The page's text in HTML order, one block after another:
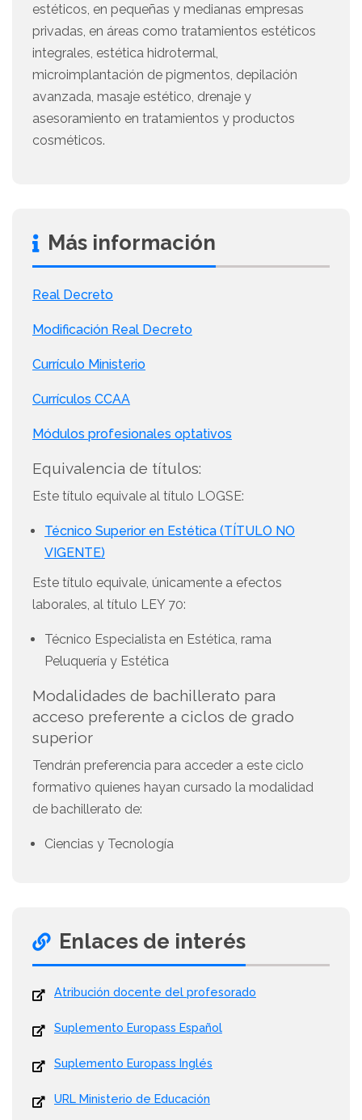
estéticos, en pequeñas y medianas empresas
privadas, en áreas como tratamientos estéticos
integrales, estética hidrotermal,
microimplantación de pigmentos, depilación
avanzada, masaje estético, drenaje y
asesoramiento en tratamientos y productos
cosméticos.
Más información
Real Decreto
Modificación Real Decreto
Currículo Ministerio
Currículos CCAA
Módulos profesionales optativos
Equivalencia de títulos:
Este título equivale al título LOGSE:
Técnico Superior en Estética (TÍTULO NO
VIGENTE)
Este título equivale, únicamente a efectos
laborales, al título LEY 70:
Técnico Especialista en Estética, rama
Peluquería y Estética
Modalidades de bachillerato para
acceso preferente a ciclos de grado
superior
Tendrán preferencia para acceder a este ciclo
formativo quienes hayan cursado la modalidad
de bachillerato de:
Ciencias y Tecnología
Enlaces de interés
Atribución docente del profesorado
Suplemento Europass Español
Suplemento Europass Inglés
URL Ministerio de Educación